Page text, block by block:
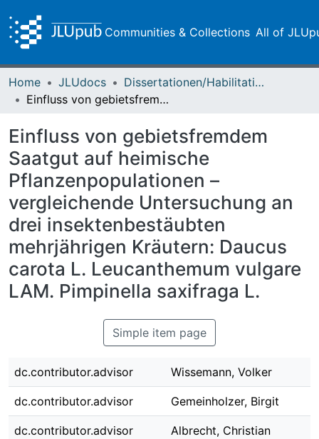
Communities & Collections All of
Home JLUdocs
Dissertationen/Habilitationen
Einfluss von gebietsfremdem Saatgut auf heimische Pflanzenpopulationen – vergleichende Untersuchung an drei insektenbestäubten mehrjährigen Kräutern: Daucus carota L. Leucanthemum vulgare LAM. Pimpinella saxifraga L.
Einfluss von gebietsfremdem
Saatgut auf heimische
Pflanzenpopulationen –
vergleichende Untersuchung an
drei insektenbestäubten
mehrjährigen Kräutern: Daucus
carota L. Leucanthemum vulgare
LAM. Pimpinella saxifraga L.
Simple item page
dc.contributor.advisor Wissemann, Volker
dc.contributor.advisor Gemeinholzer, Birgit
dc.contributor.advisor Albrecht, Christian